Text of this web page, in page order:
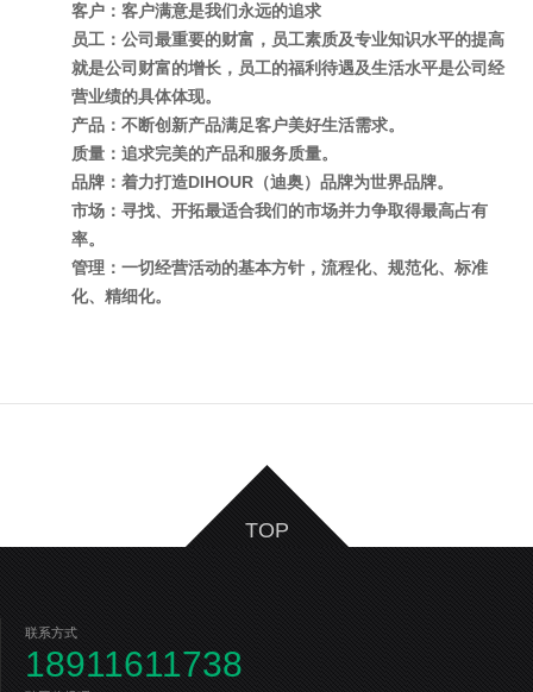
客户：客户满意是我们永远的追求
员工：公司最重要的财富，员工素质及专业知识水平的提高
就是公司财富的增长，员工的福利待遇及生活水平是公司经
营业绩的具体体现。
产品：不断创新产品满足客户美好生活需求。
质量：追求完美的产品和服务质量。
品牌：着力打造DIHOUR（迪奥）品牌为世界品牌。
市场：寻找、开拓最适合我们的市场并力争取得最高占有
率。
管理：一切经营活动的基本方针，流程化、规范化、标准
化、精细化。
TOP
联系方式
18911611738